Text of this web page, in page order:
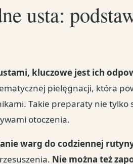
usta:
kluczowe jest ich
pielęgnacji, która
Takie preparaty nie
otoczenia.
warg do codziennej
Nie można też